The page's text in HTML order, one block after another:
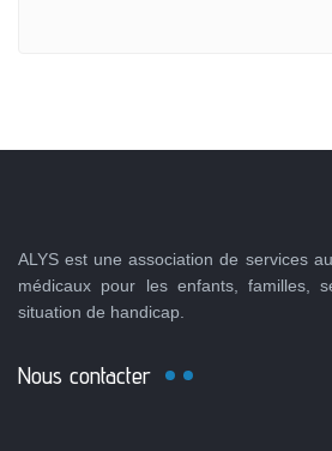
ALYS est une association de services
médicaux pour les enfants, familles,
situation de handicap.
Nous contacter